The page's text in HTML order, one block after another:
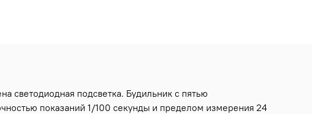
подсветка. Будильник с пятью
показаний 1/100 секунды и пределом измерения 24